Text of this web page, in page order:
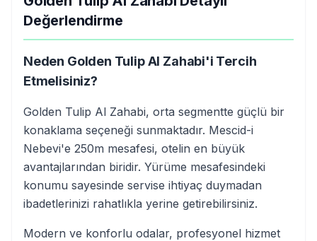
Değerlendirme
Neden Golden Tulip Al Zahabi'i Tercih
Etmelisiniz?
Golden Tulip Al Zahabi, orta segmentte güçlü bir
konaklama seçeneği sunmaktadır. Mescid-i
Nebevi'e 250m mesafesi, otelin en büyük
avantajlarından biridir. Yürüme mesafesindeki
konumu sayesinde servise ihtiyaç duymadan
ibadetlerinizi rahatlıkla yerine getirebilirsiniz.
Modern ve konforlu odalar, profesyonel hizmet